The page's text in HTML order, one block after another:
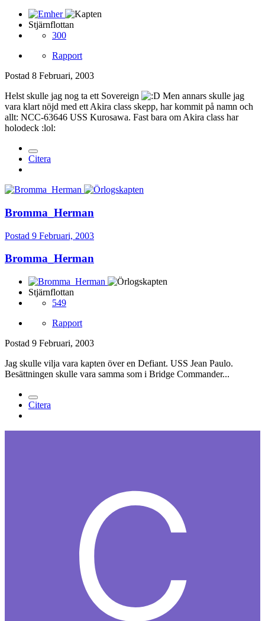
Stjärnflottan
300
Rapport
Postad 8 Februari, 2003
Helst skulle jag nog ta ett Sovereign
Men annars skulle jag
vara klart nöjd med ett Akira class skepp, har kommit på namn och
allt: NCC-63646 USS Kurosawa. Fast bara om Akira class har
holodeck :lol:
Citera
Bromma_Herman
Postad 9 Februari, 2003
Bromma_Herman
Stjärnflottan
549
Rapport
Postad 9 Februari, 2003
Jag skulle vilja vara kapten över en Defiant. USS Jean Paulo.
Besättningen skulle vara samma som i Bridge Commander...
Citera